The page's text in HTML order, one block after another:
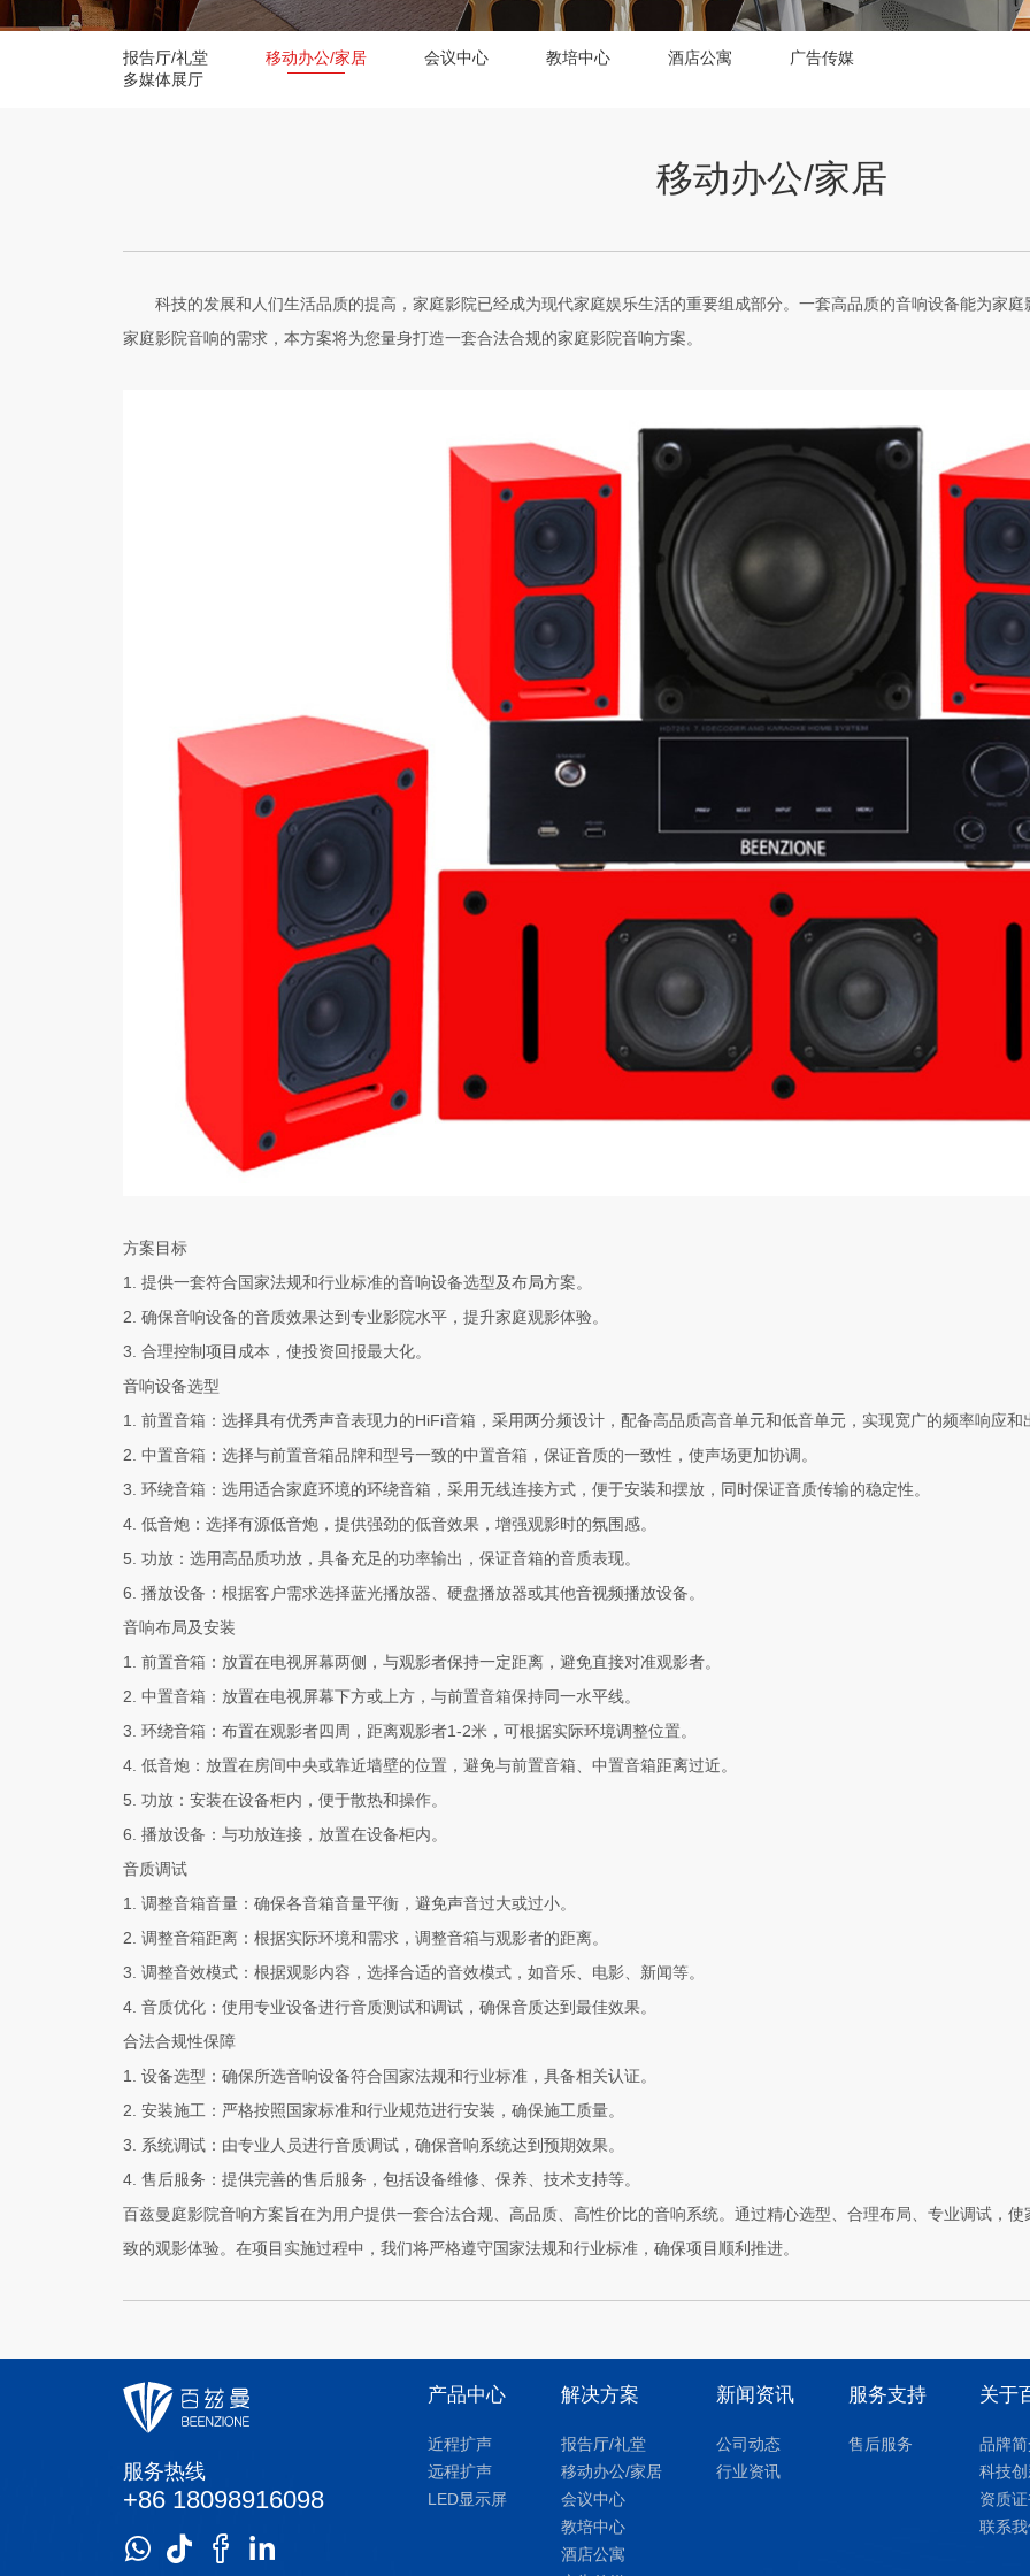
报告厅/礼堂 移动办公/家居 会议中心 教培中心 酒店公寓
广告传媒
多媒体展厅
移动办公/家居
科技的发展和人们生活品质的提高，家庭影院已经成为现代家庭娱乐生活的重要组成部分。一套高品质的音响设备能为家
家庭影院音响的需求，本方案将为您量身打造一套合法合规的家庭影院音响方案。
方案目标
1. 提供一套符合国家法规和行业标准的音响设备选型及布局方案。
2. 确保音响设备的音质效果达到专业影院水平，提升家庭观影体验。
3. 合理控制项目成本，使投资回报最大化。
音响设备选型
1. 前置音箱：选择具有优秀声音表现力的HiFi音箱，采用两分频设计，配备高品质高音单元和低音单元，实现宽广的频率响应和
2. 中置音箱：选择与前置音箱品牌和型号一致的中置音箱，保证音质的一致性，使声场更加协调。
3. 环绕音箱：选用适合家庭环境的环绕音箱，采用无线连接方式，便于安装和摆放，同时保证音质传输的稳定性。
4. 低音炮：选择有源低音炮，提供强劲的低音效果，增强观影时的氛围感。
5. 功放：选用高品质功放，具备充足的功率输出，保证音箱的音质表现。
6. 播放设备：根据客户需求选择蓝光播放器、硬盘播放器或其他音视频播放设备。
音响布局及安装
1. 前置音箱：放置在电视屏幕两侧，与观影者保持一定距离，避免直接对准观影者。
2. 中置音箱：放置在电视屏幕下方或上方，与前置音箱保持同一水平线。
3. 环绕音箱：布置在观影者四周，距离观影者1-2米，可根据实际环境调整位置。
4. 低音炮：放置在房间中央或靠近墙壁的位置，避免与前置音箱、中置音箱距离过近。
5. 功放：安装在设备柜内，便于散热和操作。
6. 播放设备：与功放连接，放置在设备柜内。
音质调试
1. 调整音箱音量：确保各音箱音量平衡，避免声音过大或过小。
2. 调整音箱距离：根据实际环境和需求，调整音箱与观影者的距离。
3. 调整音效模式：根据观影内容，选择合适的音效模式，如音乐、电影、新闻等。
4. 音质优化：使用专业设备进行音质测试和调试，确保音质达到最佳效果。
合法合规性保障
1. 设备选型：确保所选音响设备符合国家法规和行业标准，具备相关认证。
2. 安装施工：严格按照国家标准和行业规范进行安装，确保施工质量。
3. 系统调试：由专业人员进行音质调试，确保音响系统达到预期效果。
4. 售后服务：提供完善的售后服务，包括设备维修、保养、技术支持等。
百兹曼庭影院音响方案旨在为用户提供一套合法合规、高品质、高性价比的音响系统。通过精心选型、合理布局、专业调试，
致的观影体验。在项目实施过程中，我们将严格遵守国家法规和行业标准，确保项目顺利推进。
服务热线
+86 18098916098
产品中心
近程扩声
远程扩声
LED显示屏
解决方案
报告厅/礼堂
移动办公/家居
会议中心
教培中心
酒店公寓
新闻资讯
公司动态
行业资讯
服务支持
售后服务
关于
品牌
科技
资质
联系